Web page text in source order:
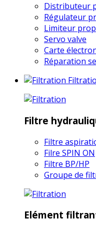
Distributeur
Régulateur
Limiteur
Servo valve
Carte
Réparation
Filtre
Filtre
Filre SPIN ON
Filtre BP/HP
Groupe de
Elément